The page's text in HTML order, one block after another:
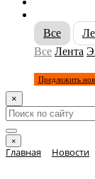
Все
Все Лента
Предложить
×
×
Главная Новости